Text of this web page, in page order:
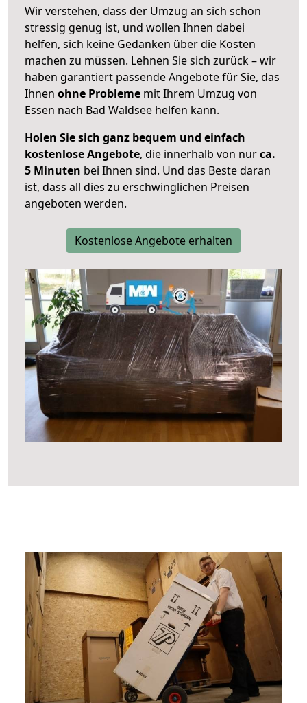
Wir verstehen, dass der Umzug an sich schon
stressig genug ist, und wollen Ihnen dabei
helfen, sich keine Gedanken über die Kosten
machen zu müssen. Lehnen Sie sich zurück – wir
haben garantiert passende Angebote für Sie, das
Ihnen ohne Probleme mit Ihrem Umzug von
Essen nach Bad Waldsee helfen kann.
Holen Sie sich ganz bequem und einfach
kostenlose Angebote, die innerhalb von nurca.
5 Minuten bei Ihnen sind. Und das Beste daran
ist, dass all dies zu erschwinglichen Preisen
angeboten werden.
Kostenlose Angebote erhalten